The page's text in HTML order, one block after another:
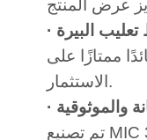
البيرة
ممتازًا على
الاستثمار.
والموثوقية